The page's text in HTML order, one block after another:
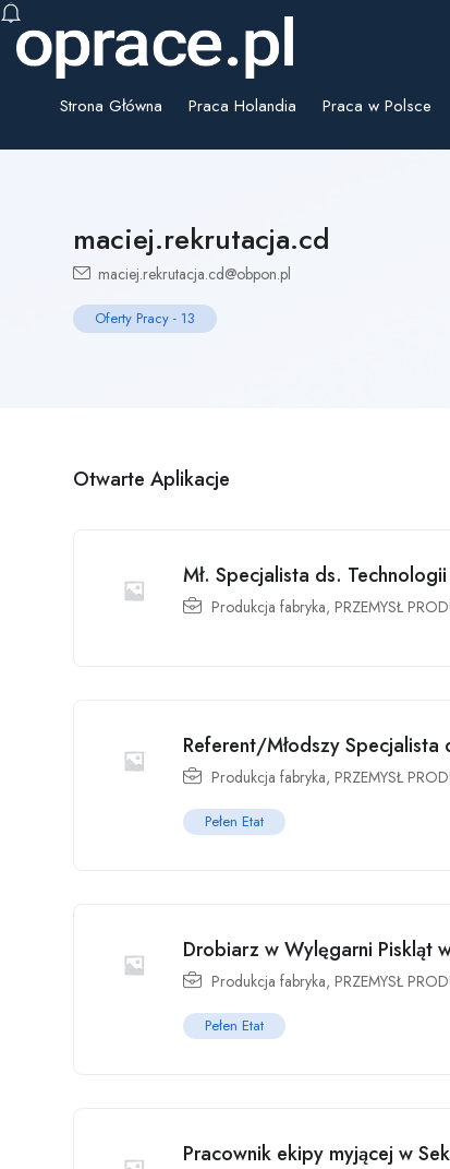
Strona Główna Praca Holandia Praca w Polsce
maciej.rekrutacja.cd
maciej.rekrutacja.cd@obpon.pl
Oferty Pracy - 13
Otwarte Aplikacje
Mł. Specjalista ds.
Produkcja fabryka, PRZEMYSŁ
Referent/Młodszy
Produkcja fabryka, PRZEMYSŁ
Pełen Etat
Drobiarz w Wylęgarni Piskląt
Produkcja fabryka, PRZEMYSŁ
Pełen Etat
Pracownik ekipy myjącej w